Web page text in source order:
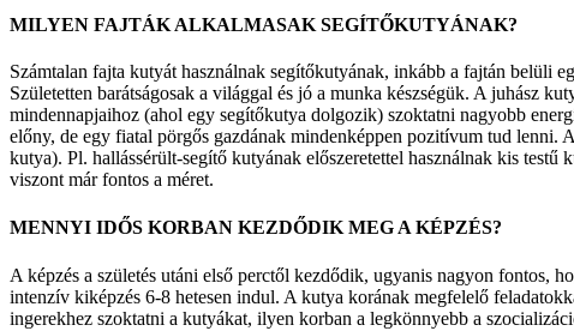
MILYEN FAJTÁK ALKALMASAK SEGÍTŐKUTYÁNAK?
Számtalan fajta kutyát használnak segítőkutyának, inkább a fajtán belüli
Születetten barátságosak a világgal és jó a munka készségük. A juhász
mindennapjaihoz (ahol egy segítőkutya dolgozik) szoktatni nagyobb
előny, de egy fiatal pörgős gazdának mindenképpen pozitívum tud lenni.
kutya). Pl. hallássérült-segítő kutyának előszeretettel használnak kis
viszont már fontos a méret.
MENNYI IDŐS KORBAN KEZDŐDIK MEG A KÉPZÉS?
A képzés a születés utáni első perctől kezdődik, ugyanis nagyon fontos,
intenzív kiképzés 6-8 hetesen indul. A kutya korának megfelelő
ingerekhez szoktatni a kutyákat, ilyen korban a legkönnyebb a